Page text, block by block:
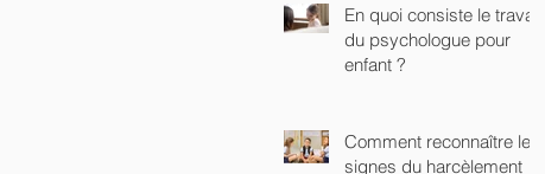
En quoi consiste le travail
du psychologue pour
enfant ?
Comment reconnaître les
signes du harcèlement